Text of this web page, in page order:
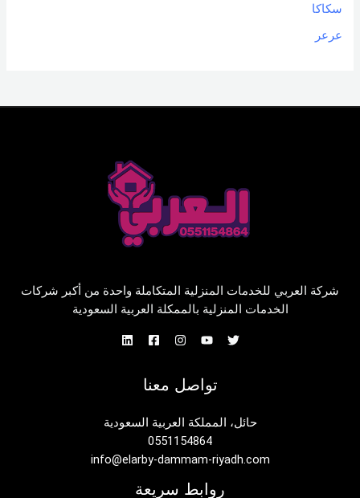
سكاكا
عرعر
شركة العربي للخدمات المنزلية المتكاملة واحدة من أكبر شركات
الخدمات المنزلية بالممكلة العربية السعودية
تواصل معنا
حائل، المملكة العربية السعودية
0551154864
info@elarby-dammam-riyadh.com
روابط سريعة